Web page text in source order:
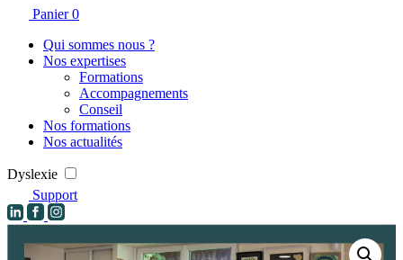
Panier 0
Qui sommes nous ?
Nos expertises
Formations
Accompagnements
Conseil
Nos formations
Nos actualités
Dyslexie
Support